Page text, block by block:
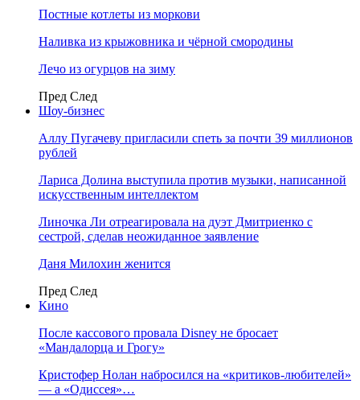
Постные котлеты из моркови
Наливка из крыжовника и чёрной смородины
Лечо из огурцов на зиму
Пред След
Шоу-бизнес
Аллу Пугачеву пригласили спеть за почти 39 миллионов
рублей
Лариса Долина выступила против музыки, написанной
искусственным интеллектом
Линочка Ли отреагировала на дуэт Дмитриенко с
сестрой, сделав неожиданное заявление
Даня Милохин женится
Пред След
Кино
После кассового провала Disney не бросает
«Мандалорца и Грогу»
Кристофер Нолан набросился на «критиков-любителей»
— а «Одиссея»…